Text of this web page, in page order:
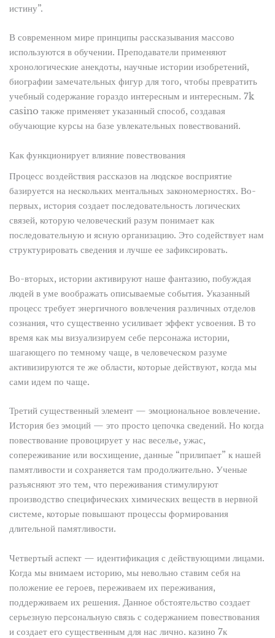
истину”.
В современном мире принципы рассказывания массово
используются в обучении. Преподаватели применяют
хронологические анекдоты, научные истории изобретений,
биографии замечательных фигур для того, чтобы превратить
учебный содержание гораздо интересным и интересным. 7k
casino также применяет указанный способ, создавая
обучающие курсы на базе увлекательных повествований.
Как функционирует влияние повествования
Процесс воздействия рассказов на людское восприятие
базируется на нескольких ментальных закономерностях. Во-
первых, история создает последовательность логических
связей, которую человеческий разум понимает как
последовательную и ясную организацию. Это содействует нам
структурировать сведения и лучше ее зафиксировать.
Во-вторых, истории активируют наше фантазию, побуждая
людей в уме воображать описываемые события. Указанный
процесс требует энергичного вовлечения различных отделов
сознания, что существенно усиливает эффект усвоения. В то
время как мы визуализируем себе персонажа истории,
шагающего по темному чаще, в человеческом разуме
активизируются те же области, которые действуют, когда мы
сами идем по чаще.
Третий существенный элемент — эмоциональное вовлечение.
История без эмоций — это просто цепочка сведений. Но когда
повествование провоцирует у нас веселье, ужас,
сопереживание или восхищение, данные “прилипает” к нашей
памятливости и сохраняется там продолжительно. Ученые
разъясняют это тем, что переживания стимулируют
производство специфических химических веществ в нервной
системе, которые повышают процессы формирования
длительной памятливости.
Четвертый аспект — идентификация с действующими лицами.
Когда мы внимаем историю, мы невольно ставим себя на
положение ее героев, переживаем их переживания,
поддерживаем их решения. Данное обстоятельство создает
серьезную персональную связь с содержанием повествования
и создает его существенным для нас лично. казино 7к